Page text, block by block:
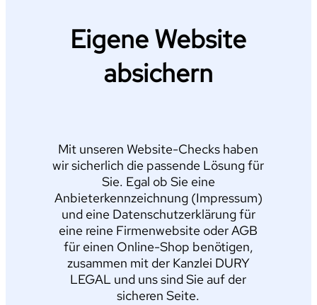
Eigene Website
absichern
Mit unseren Website-Checks haben
wir sicherlich die passende Lösung für
Sie. Egal ob Sie eine
Anbieterkennzeichnung (Impressum)
und eine Datenschutzerklärung für
eine reine Firmenwebsite oder AGB
für einen Online-Shop benötigen,
zusammen mit der Kanzlei DURY
LEGAL und uns sind Sie auf der
sicheren Seite.